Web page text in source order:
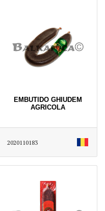
EMBUTIDO GHIUDEM
AGRICOLA
2020110183